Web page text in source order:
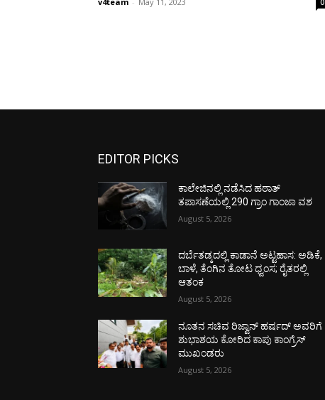
0
EDITOR PICKS
ಕಾಲೇಜಿನಲ್ಲಿ ನಡೆಸಿದ ಹಠಾತ್
ತಪಾಸಣೆಯಲ್ಲಿ 290 ಗ್ರಾಂ ಗಾಂಜಾ ವಶ
August 5, 2026
ದರ್ಬೆತಡ್ಕದಲ್ಲಿ ಕಾಡಾನೆ ಅಟ್ಟಹಾಸ: ಅಡಿಕೆ,
ಬಾಳೆ, ತೆಂಗಿನ ತೋಟ ಧ್ವಂಸ; ರೈತರಲ್ಲಿ
ಆತಂಕ
August 5, 2026
ನೂತನ ಸಚಿವ ರಿಜ್ವಾನ್ ಹರ್ಷದ್ ಅವರಿಗೆ
ಶುಭಾಶಯ ಕೋರಿದ ಕಾಪು ಕಾಂಗ್ರೆಸ್
ಮುಖಂಡರು
August 5, 2026